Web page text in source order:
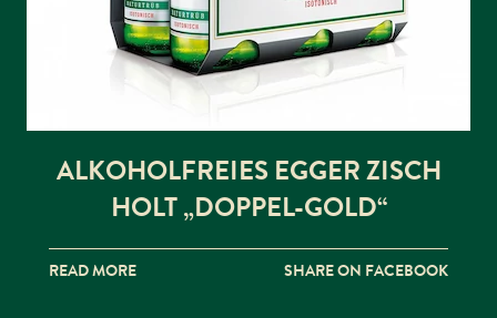
ALKOHOLFREIES EGGER ZISCH
HOLT „DOPPEL-GOLD“
READ MORE SHARE ON FACEBOOK